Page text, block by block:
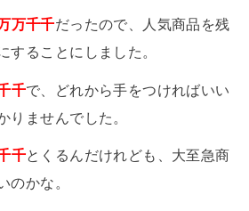
万千千だったので、人気商品を残
することにしました。
千で、どれから手をつければいい
りませんでした。
千とくるんだけれども、大至急商
のかな。